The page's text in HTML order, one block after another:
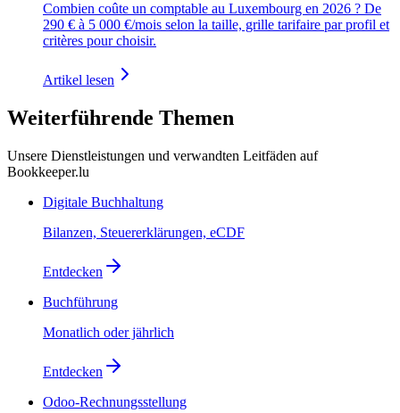
Combien coûte un comptable au Luxembourg en 2026 ? De
290 € à 5 000 €/mois selon la taille, grille tarifaire par profil et
critères pour choisir.
Artikel lesen
Weiterführende Themen
Unsere Dienstleistungen und verwandten Leitfäden auf
Bookkeeper.lu
Digitale Buchhaltung
Bilanzen, Steuererklärungen, eCDF
Entdecken
Buchführung
Monatlich oder jährlich
Entdecken
Odoo-Rechnungsstellung